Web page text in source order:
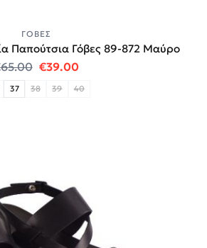
ΓΌΒΕΣ
Παπούτσια Γόβες 89-872 Μαύρο
65.00 Original price was: €65.00.
€39.00Η τρέχουσα τιμή
37 38 39 40